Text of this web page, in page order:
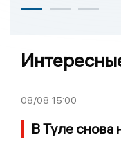
08/08 15:00
В Туле снова